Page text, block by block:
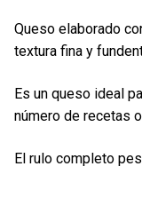
Queso elaborado
textura fina y
Es un queso ideal
número de recetas
El rulo completo